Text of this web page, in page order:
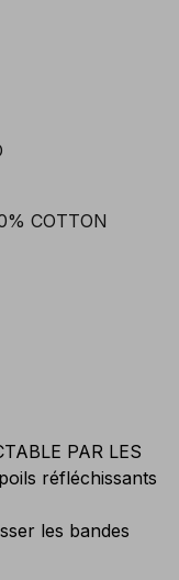
PAR LES
réfléchissants
les bandes